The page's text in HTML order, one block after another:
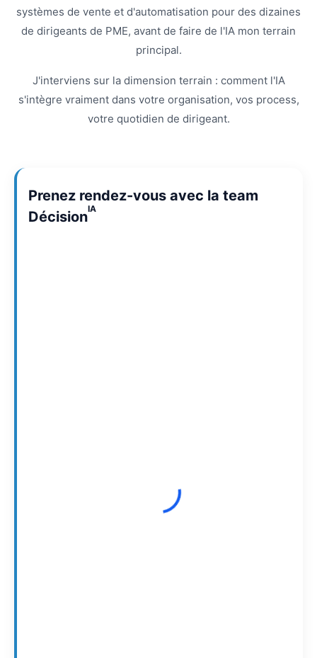
systèmes de vente et d'automatisation pour des dizaines
de dirigeants de PME, avant de faire de l'IA mon terrain
principal.
J'interviens sur la dimension terrain : comment l'IA
s'intègre vraiment dans votre organisation, vos process,
votre quotidien de dirigeant.
Prenez rendez-vous avec la team
DécisionIA